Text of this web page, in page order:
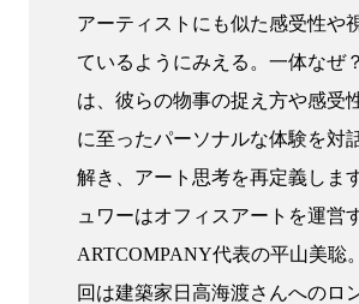
アーティストにも似た感受性や
ているようにみえる。一体なぜ
は、彼らの物事の捉え方や感受
に至ったパーソナルな体験を対
解き、アート思考を再定義しま
ュワーはオフィスアートを運営
ARTCOMPANY代表の平山美聡
回は建築家日高海渡さんへのロ